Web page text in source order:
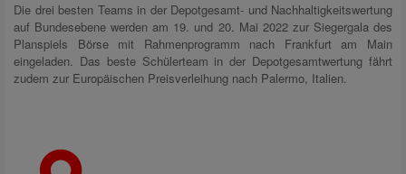
Die drei besten Teams in der Depotgesamt- und Nachhaltigkeitswertung
auf Bundesebene werden am 19. und 20. Mai 2022 zur Siegergala des
Planspiels Börse mit Rahmenprogramm nach Frankfurt am Main
eingeladen. Das beste Schülerteam in der Depotgesamtwertung fährt
zudem zur Europäischen Preisverleihung nach Palermo, Italien.